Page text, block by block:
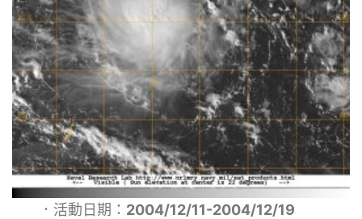
．活動日期： 2004/12/11-2004/12/19